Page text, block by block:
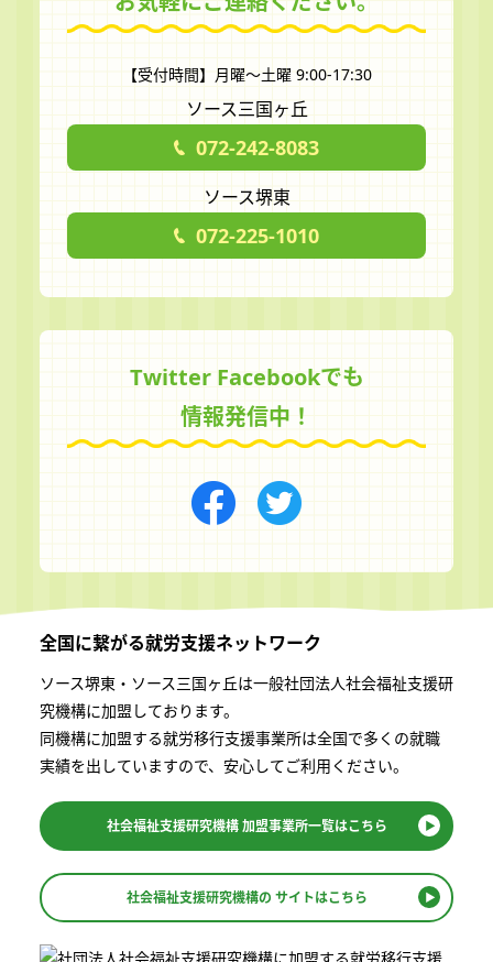
【受付時間】月曜～土曜 9:00-17:30
ソース三国ヶ丘
072-242-8083
ソース堺東
072-225-1010
Twitter Facebookでも
情報発信中！
全国に繋がる就労支援ネットワーク
ソース堺東・ソース三国ヶ丘は一般社団法⼈社会福祉⽀援研
究機構に加盟しております。
同機構に加盟する就労移⾏⽀援事業所は全国で多くの就職
実績を出していますので、安⼼してご利⽤ください。
社会福祉支援研究機構加盟事業所一覧はこちら
社会福祉支援研究機構の サイトはこちら